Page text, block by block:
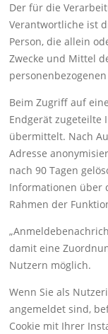
Der für die
Verantwortliche ist
Person, die allein
Zwecke und Mittel
Beim Zugriff auf
Endgerät zugeteilte
übermittelt. Nach
Adresse
nach 90 Tagen
Informationen über
Rahmen der
damit eine
Nutzern möglich.
Wenn Sie als
angemeldet sind,
Cookie mit Ihrer